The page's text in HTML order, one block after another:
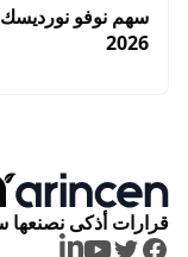
سهم نوفو نورديسك
2026
قرارات أذكى نصنعها
Facebook
Twitter
Youtube
LinkedIn